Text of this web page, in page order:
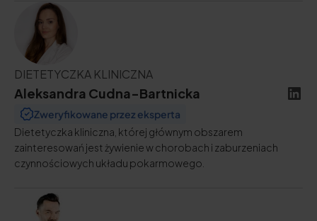
DIETETYCZKA KLINICZNA
Aleksandra Cudna-Bartnicka
Zweryfikowane przez eksperta
Dietetyczka kliniczna, której głównym obszarem
zainteresowań jest żywienie w chorobach i zaburzeniach
czynnościowych układu pokarmowego.